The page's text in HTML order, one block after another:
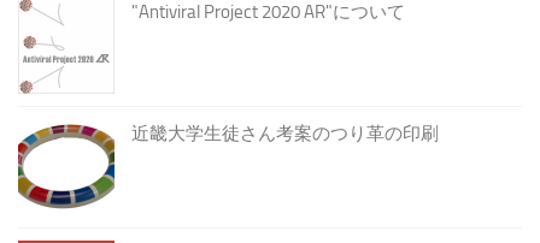
"Antiviral Project 2020 AR"について
近畿大学生徒さん考案のつり革の印刷